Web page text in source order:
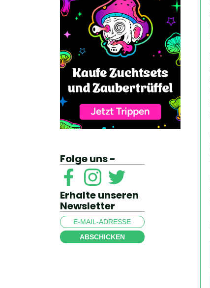
Folge uns -
Erhalte unseren
Newsletter
ABSCHICKEN